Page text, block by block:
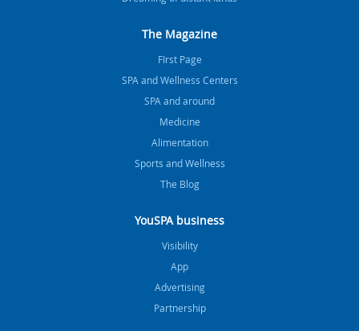
The Magazine
FIrst Page
SPA and Wellness Centers
SPA and around
Medicine
Alimentation
Sports and Wellness
The Blog
YouSPA business
Visibility
App
Advertising
Partnership